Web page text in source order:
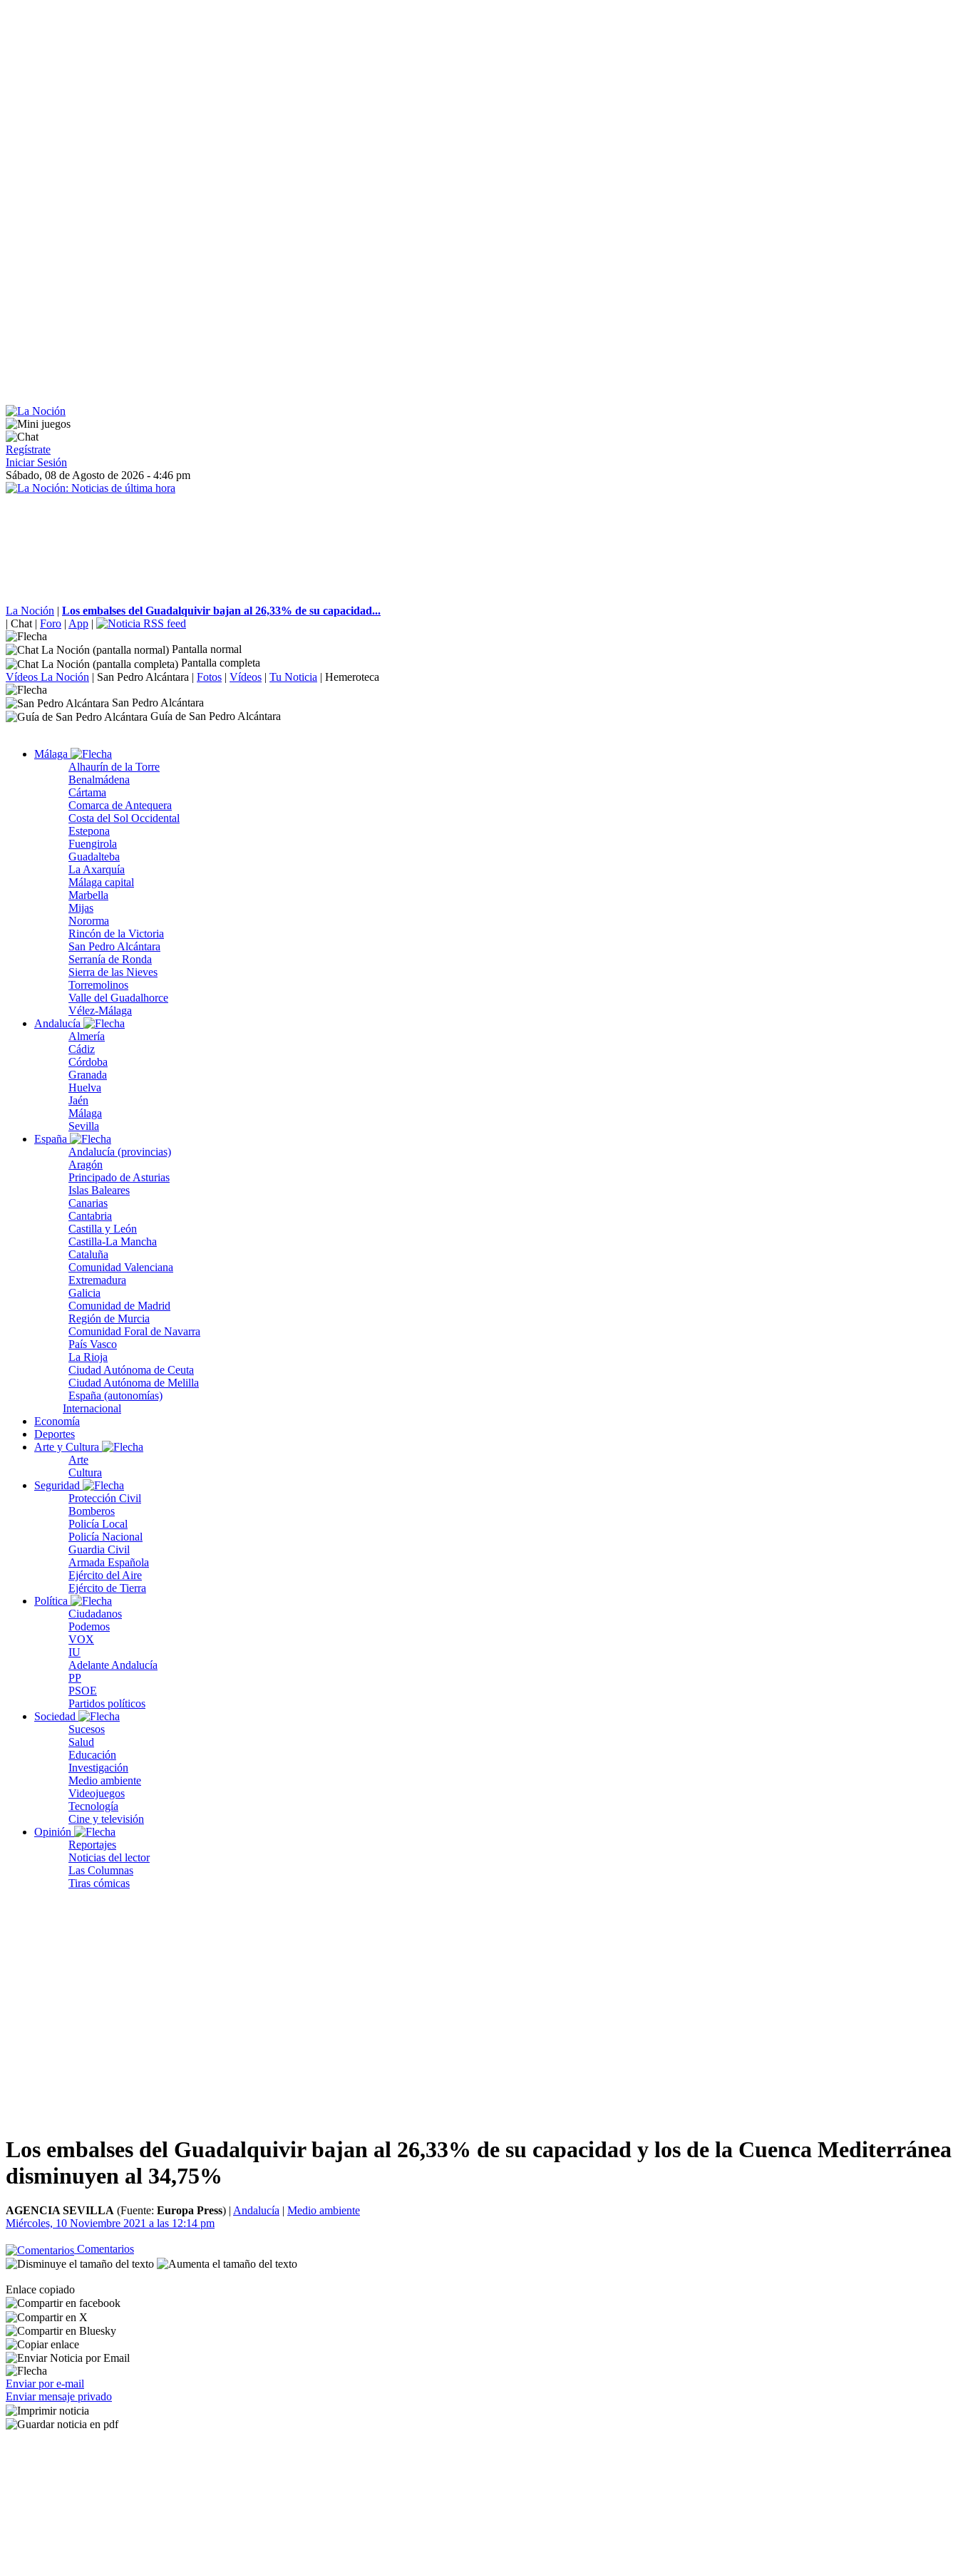
Regístrate
Iniciar Sesión
Sábado, 08 de Agosto de 2026 - 4:46 pm
La Noción | Los embalses del Guadalquivir bajan al 26,33% de su capacidad...
| Chat | Foro | App |
Pantalla normal
Pantalla completa
Vídeos La Noción | San Pedro Alcántara | Fotos | Vídeos | Tu Noticia | Hemeroteca
San Pedro Alcántara
Guía de San Pedro Alcántara
Málaga
Alhaurín de la Torre
Benalmádena
Cártama
Comarca de Antequera
Costa del Sol Occidental
Estepona
Fuengirola
Guadalteba
La Axarquía
Málaga capital
Marbella
Mijas
Nororma
Rincón de la Victoria
San Pedro Alcántara
Serranía de Ronda
Sierra de las Nieves
Torremolinos
Valle del Guadalhorce
Vélez-Málaga
Andalucía
Almería
Cádiz
Córdoba
Granada
Huelva
Jaén
Málaga
Sevilla
España
Andalucía (provincias)
Aragón
Principado de Asturias
Islas Baleares
Canarias
Cantabria
Castilla y León
Castilla-La Mancha
Cataluña
Comunidad Valenciana
Extremadura
Galicia
Comunidad de Madrid
Región de Murcia
Comunidad Foral de Navarra
País Vasco
La Rioja
Ciudad Autónoma de Ceuta
Ciudad Autónoma de Melilla
España (autonomías)
Internacional
Economía
Deportes
Arte y Cultura
Arte
Cultura
Seguridad
Protección Civil
Bomberos
Policía Local
Policía Nacional
Guardia Civil
Armada Española
Ejército del Aire
Ejército de Tierra
Política
Ciudadanos
Podemos
VOX
IU
Adelante Andalucía
PP
PSOE
Partidos políticos
Sociedad
Sucesos
Salud
Educación
Investigación
Medio ambiente
Videojuegos
Tecnología
Cine y televisión
Opinión
Reportajes
Noticias del lector
Las Columnas
Tiras cómicas
Los embalses del Guadalquivir bajan al 26,33% de su capacidad y los de la Cuenca Mediterránea
disminuyen al 34,75%
AGENCIA SEVILLA (Fuente: Europa Press) | Andalucía | Medio ambiente
Miércoles, 10 Noviembre 2021 a las 12:14 pm
Comentarios
Enlace copiado
Enviar por e-mail
Enviar mensaje privado